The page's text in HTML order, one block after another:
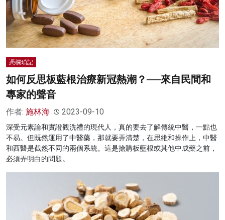
憑欄瑣記
如何反思板藍根治療新冠熱潮？──來自民間和
專家的聲音
作者: 施林海 2023-09-10
深受元素論和實證觀洗禮的現代人，真的要去了解傳統中醫，一點也
不易。但既然運用了中醫藥，那就要弄清楚，在思維和操作上，中醫
和西醫是截然不同的兩個系統。這是搶購板藍根或其他中成藥之前，
必須弄明白的問題。